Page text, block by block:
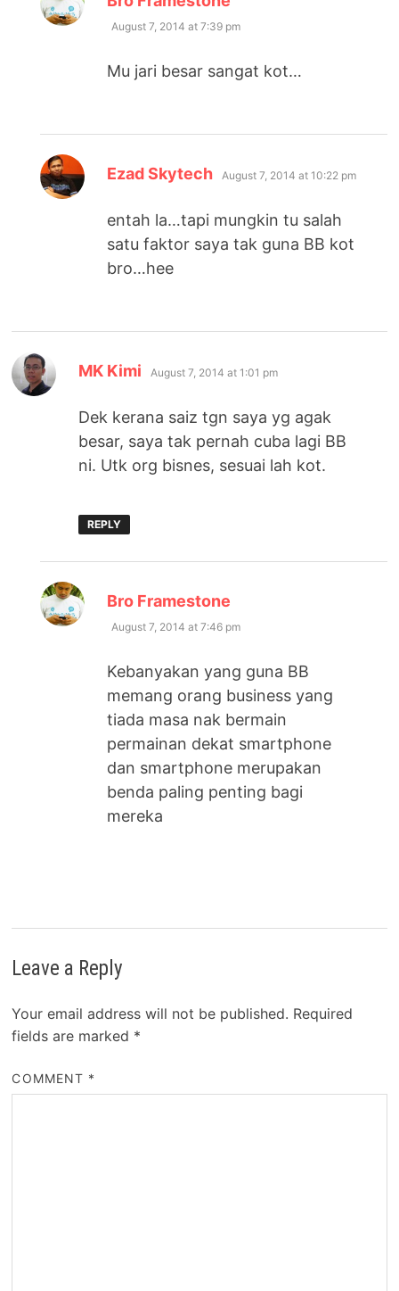
August 7, 2014 at 7:39 pm
Mu jari besar sangat kot…
Ezad Skytech says:
August 7, 2014 at 10:22 pm
entah la…tapi mungkin tu salah
satu faktor saya tak guna BB kot
bro…hee
MK Kimi says:
August 7, 2014 at 1:01 pm
Dek kerana saiz tgn saya yg agak
besar, saya tak pernah cuba lagi BB
ni. Utk org bisnes, sesuai lah kot.
REPLY
Bro Framestone
August 7, 2014 at 7:46 pm
Kebanyakan yang guna BB
memang orang business yang
tiada masa nak bermain
permainan dekat smartphone
dan smartphone merupakan
benda paling penting bagi
mereka
Leave a Reply
Your email address will not be published. Required
fields are marked *
COMMENT *